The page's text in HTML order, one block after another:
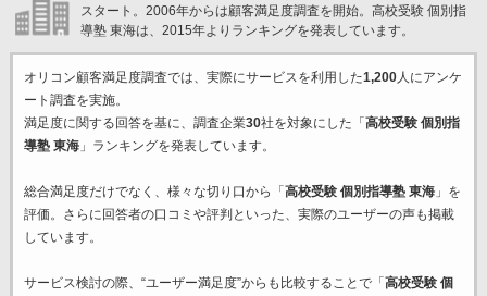
スタート。2006年からは顧客満足度調査を開始。高校受験 個別指
導塾 東海は、2015年よりランキングを発表しています。
オリコン顧客満足度調査では、実際にサービスを利用した1,200人にアンケ
ート調査を実施。
満足度に関する回答を基に、調査企業30社を対象にした「 高校受験 個別指
導塾 東海」ランキングを発表しています。
総合満足度だけでなく、様々な切り口から「 高校受験 個別指導塾 東海」を
評価。さらに回答者の口コミや評判といった、実際のユーザーの声も掲載
しています。
サービス検討の際、“ユーザー満足度”からも比較することで「 高校受験 個